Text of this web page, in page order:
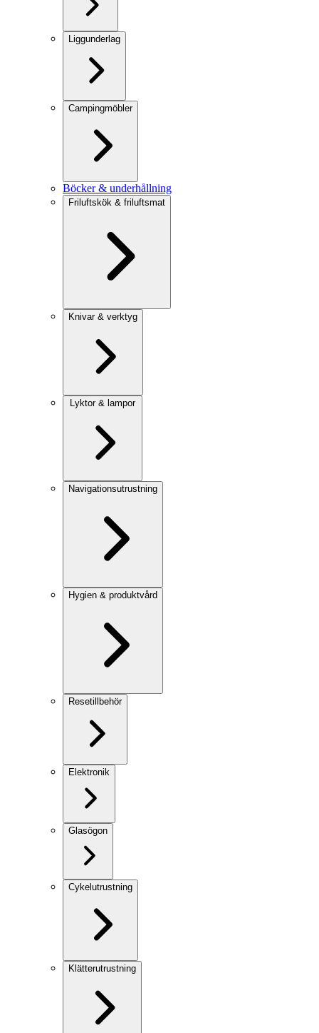
Liggunderlag
Campingmöbler
Böcker & underhållning
Friluftskök & friluftsmat
Knivar & verktyg
Lyktor & lampor
Navigationsutrustning
Hygien & produktvård
Resetillbehör
Elektronik
Glasögon
Cykelutrustning
Klätterutrustning